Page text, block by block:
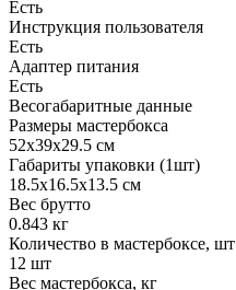
Есть
Инструкция пользователя
Есть
Адаптер питания
Есть
Весогабаритные данные
Размеры мастербокса
52х39х29.5 см
Габариты упаковки (1шт)
18.5х16.5х13.5 см
Вес брутто
0.843 кг
Количество в мастербоксе, шт
12 шт
Вес мастербокса, кг